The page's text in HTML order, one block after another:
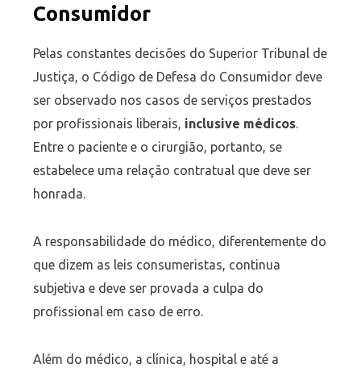
Consumidor
Pelas constantes decisões do Superior Tribunal de
Justiça, o Código de Defesa do Consumidor deve
ser observado nos casos de serviços prestados
por profissionais liberais, inclusive médicos.
Entre o paciente e o cirurgião, portanto, se
estabelece uma relação contratual que deve ser
honrada.
A responsabilidade do médico, diferentemente do
que dizem as leis consumeristas, continua
subjetiva e deve ser provada a culpa do
profissional em caso de erro.
Além do médico, a clínica, hospital e até a